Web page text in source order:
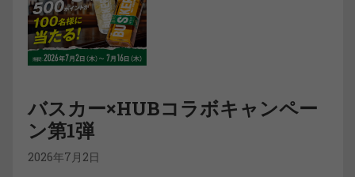
バスカー×HUBコラボキャンペー
ン第1弾
2026年7月2日